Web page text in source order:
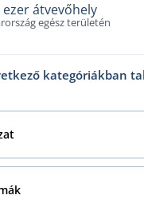
átvevőhely
egész területén
kategóriákban